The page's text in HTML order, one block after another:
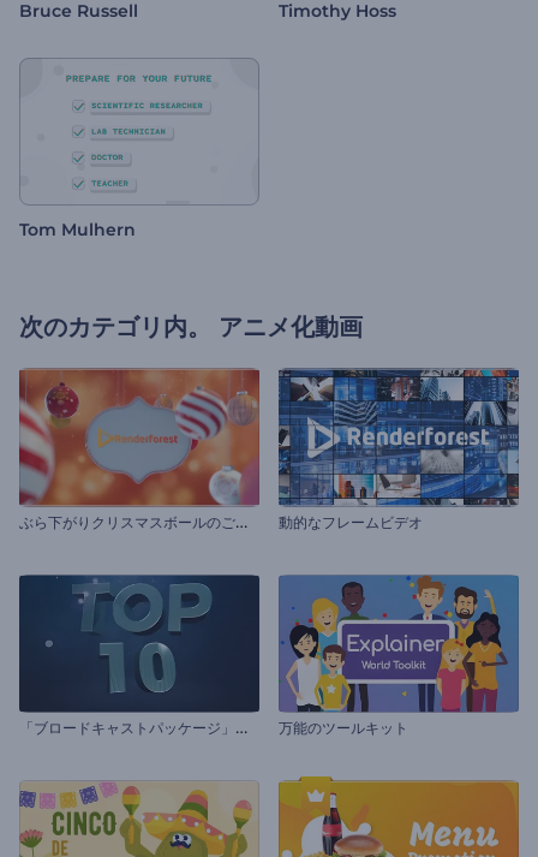
Bruce Russell Timothy Hoss
Tom Mulhern
次のカテゴリ内。 アニメ化動画
ぶ
ら下がりクリスマスボールのご挨拶動画 動的なフレームビデオ
「
ブロードキャストパッケージ」トップ10 万能のツールキット